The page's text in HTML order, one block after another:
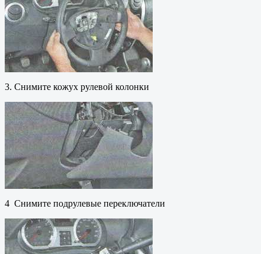
3. Снимите кожух рулевой колонки
4 Снимите подрулевые переключатели